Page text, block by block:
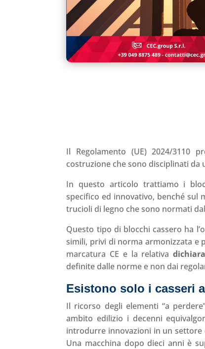
Il Regolamento (UE) 2024/3110
costruzione che sono disciplinati da
In questo articolo trattiamo i
specifico ed innovativo, benché sul
trucioli di legno che sono normati
Questo tipo di blocchi cassero ha
simili, privi di norma armonizzata e
marcatura CE e la relativa
definite dalle norme e non dai
Esistono solo i casseri
Il ricorso degli elementi “a
ambito edilizio i decenni
introdurre innovazioni in un settore
Una macchina dopo dieci anni è